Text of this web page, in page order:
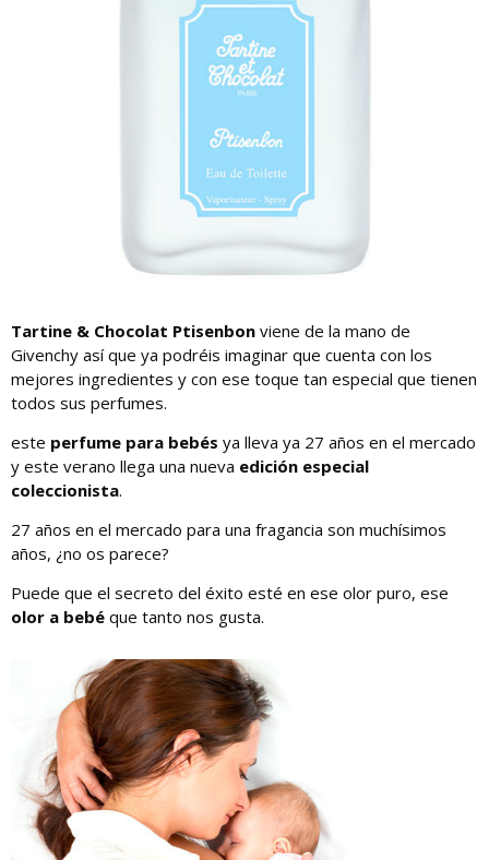
Tartine & Chocolat Ptisenbon viene de la mano de
Givenchy así que ya podréis imaginar que cuenta con los
mejores ingredientes y con ese toque tan especial que tienen
todos sus perfumes.
este perfume para bebés ya lleva ya 27 años en el mercado
y este verano llega una nueva edición especial
coleccionista.
27 años en el mercado para una fragancia son muchísimos
años, ¿no os parece?
Puede que el secreto del éxito esté en ese olor puro, ese
olor a bebé que tanto nos gusta.